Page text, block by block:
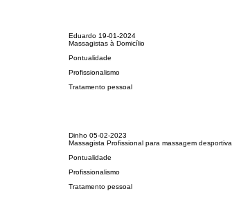
Eduardo 19-01-2024
Massagistas à Domicílio
Pontualidade
Profissionalismo
Tratamento pessoal
Dinho 05-02-2023
Massagista Profissional para massagem desportiva
Pontualidade
Profissionalismo
Tratamento pessoal